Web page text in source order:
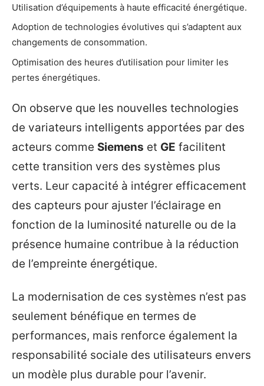
Utilisation d’équipements à haute efficacité énergétique.
Adoption de technologies évolutives qui s’adaptent aux
changements de consommation.
Optimisation des heures d’utilisation pour limiter les
pertes énergétiques.
On observe que les nouvelles technologies
de variateurs intelligents apportées par des
acteurs comme Siemens et GE facilitent
cette transition vers des systèmes plus
verts. Leur capacité à intégrer efficacement
des capteurs pour ajuster l’éclairage en
fonction de la luminosité naturelle ou de la
présence humaine contribue à la réduction
de l’empreinte énergétique.
La modernisation de ces systèmes n’est pas
seulement bénéfique en termes de
performances, mais renforce également la
responsabilité sociale des utilisateurs envers
un modèle plus durable pour l’avenir.